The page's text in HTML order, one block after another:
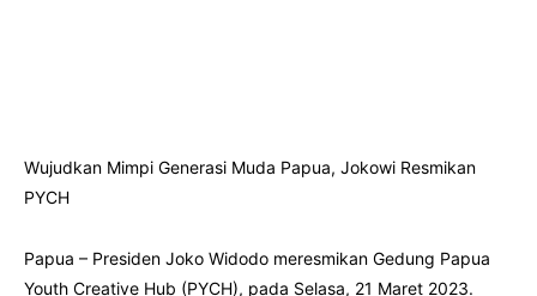
Wujudkan Mimpi Generasi Muda Papua, Jokowi Resmikan
PYCH
Papua – Presiden Joko Widodo meresmikan Gedung Papua
Youth Creative Hub (PYCH), pada Selasa, 21 Maret 2023.